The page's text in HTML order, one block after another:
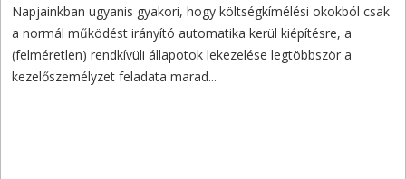
Napjainkban ugyanis gyakori, hogy költségkímélési okokból csak
a normál működést irányító automatika kerül kiépítésre, a
(felméretlen) rendkívüli állapotok lekezelése legtöbbször a
kezelőszemélyzet feladata marad...